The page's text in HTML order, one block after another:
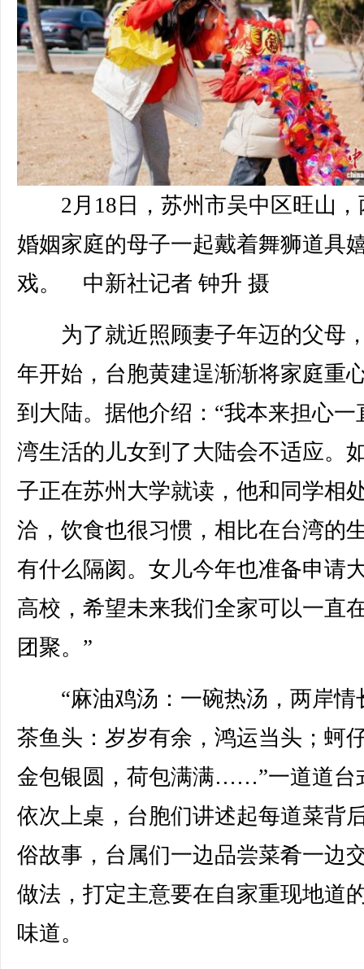
2月18日，苏州市吴中区旺山，
婚姻家庭的母子一起戴着舞狮道具
戏。 中新社记者 钟升 摄
为了就近照顾妻子年迈的父母
年开始，台胞黄建逞渐渐将家庭重
到大陆。据他介绍：“我本来担心一
湾生活的儿女到了大陆会不适应。
子正在苏州大学就读，他和同学相
洽，饮食也很习惯，相比在台湾的
有什么隔阂。女儿今年也准备申请
高校，希望未来我们全家可以一直
团聚。”
“麻油鸡汤：一碗热汤，两岸情
茶鱼头：岁岁有余，鸿运当头；蚵
金包银圆，荷包满满……”一道道台
依次上桌，台胞们讲述起每道菜背
俗故事，台属们一边品尝菜肴一边
做法，打定主意要在自家重现地道
味道。